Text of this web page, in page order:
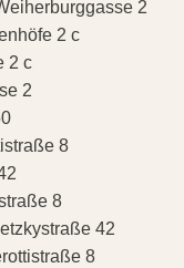
2
2 c
2 c
2
8
8
42
8